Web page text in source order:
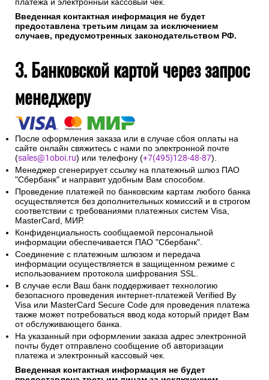
также может потребоваться ввод специального пароля.
На указанный при оформлении заказа адрес электронной
почты будет отправлено сообщение об авторизации
платежа и электронный кассовый чек.
случаев, предусмотренных законодательством РФ.
3. Банковской картой через запрос
менеджеру
После оформления заказа или в случае сбоя оплаты на
сайте онлайн свяжитесь с нами по электронной почте
(sales@1oboi.ru) или телефону (+7(495)128-48-87).
Менеджер сгенерирует ссылку на платежный шлюз ПАО
"Сбербанк" и направит удобным Вам способом.
Проведение платежей по банковским картам любого банка
осуществляется без дополнительных комиссий и в строгом
соответствии с требованиями платежных систем Visa,
MasterCard, МИР.
Конфиденциальность сообщаемой персональной
информации обеспечивается ПАО "Сбербанк".
Соединение с платежным шлюзом и передача
информации осуществляется в защищенном режиме с
использованием протокола шифрования SSL.
В случае если Ваш банк поддерживает технологию
безопасного проведения интернет-платежей Verified By
Visa или MasterCard Secure Code для проведения платежа
также может потребоваться ввод кода который придет Вам
от обслуживающего банка.
На указанный при оформлении заказа адрес электронной